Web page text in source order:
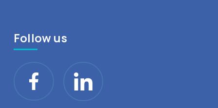
Follow us